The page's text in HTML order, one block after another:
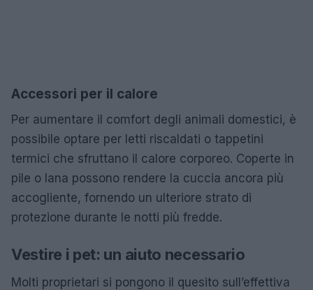
Accessori per il calore
Per aumentare il comfort degli animali domestici, è
possibile optare per letti riscaldati o tappetini
termici che sfruttano il calore corporeo. Coperte in
pile o lana possono rendere la cuccia ancora più
accogliente, fornendo un ulteriore strato di
protezione durante le notti più fredde.
Vestire i pet: un aiuto necessario
Molti proprietari si pongono il quesito sull’effettiva